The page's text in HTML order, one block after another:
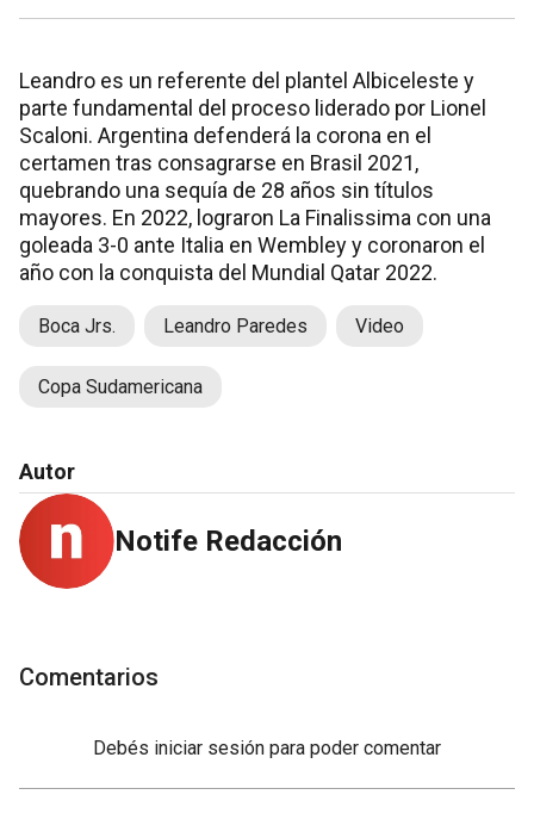
Leandro es un referente del plantel Albiceleste y
parte fundamental del proceso liderado por Lionel
Scaloni. Argentina defenderá la corona en el
certamen tras consagrarse en Brasil 2021,
quebrando una sequía de 28 años sin títulos
mayores. En 2022, lograron La Finalissima con una
goleada 3-0 ante Italia en Wembley y coronaron el
año con la conquista del Mundial Qatar 2022.
Boca Jrs. Leandro Paredes Video
Copa Sudamericana
Autor
Notife Redacción
Comentarios
Debés iniciar sesión para poder comentar